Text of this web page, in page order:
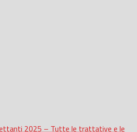
2025 – Tutte le trattative e le